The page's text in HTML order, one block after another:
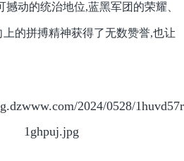
动的统治地位,蓝黑军团的荣耀、
的拼搏精神获得了无数赞誉,也让